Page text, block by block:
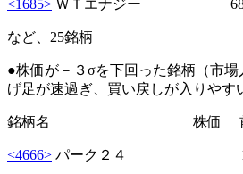
<1685> ＷＴエナジー
など、25銘柄
●株価が－３σを下回った銘柄（市
げ足が速過ぎ、買い戻しが入りやす
銘柄名 株価 前日
<4666> パーク２４